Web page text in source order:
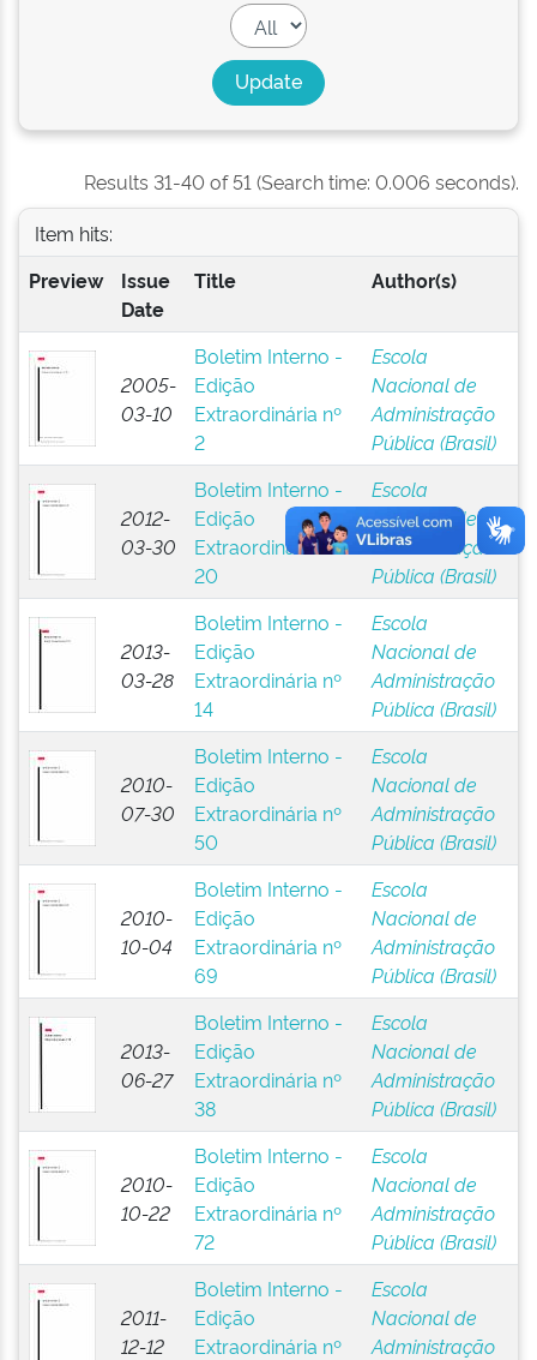
Results 31-40 of 51 (Search time: 0.006 seconds).
Item hits:
Preview
Issue
Date
Title Author(s)
2005-
03-10
Boletim Interno -
Edição
Extraordinária nº
2
Escola
Nacional de
Administração
Pública (Brasil)
2012-
03-30
Boletim Interno -
Edição
Extraordinária nº
20
Escola
Nacional de
Administração
Pública (Brasil)
2013-
03-28
Boletim Interno -
Edição
Extraordinária nº
14
Escola
Nacional de
Administração
Pública (Brasil)
2010-
07-30
Boletim Interno -
Edição
Extraordinária nº
50
Escola
Nacional de
Administração
Pública (Brasil)
2010-
10-04
Boletim Interno -
Edição
Extraordinária nº
69
Escola
Nacional de
Administração
Pública (Brasil)
2013-
06-27
Boletim Interno -
Edição
Extraordinária nº
38
Escola
Nacional de
Administração
Pública (Brasil)
2010-
10-22
Boletim Interno -
Edição
Extraordinária nº
72
Escola
Nacional de
Administração
Pública (Brasil)
2011-
12-12
Boletim Interno -
Edição
Extraordinária nº
Escola
Nacional de
Administração